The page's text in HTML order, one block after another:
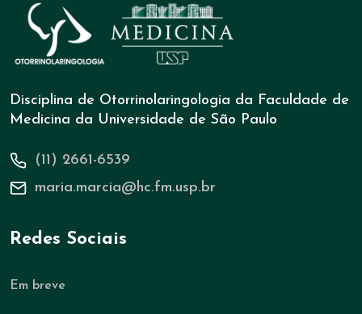
Disciplina de Otorrinolaringologia da Faculdade de
Medicina da Universidade de São Paulo
(11) 2661-6539
maria.marcia@hc.fm.usp.br
Redes Sociais
Em breve